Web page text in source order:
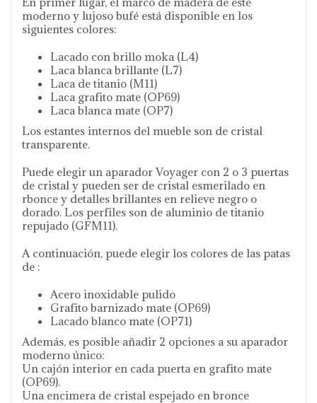
moderno y lujoso bufé está disponible en los
siguientes colores:
Lacado con brillo moka (L4)
Laca blanca brillante (L7)
Laca de titanio (M11)
Laca grafito mate (OP69)
Laca blanca mate (OP7)
Los estantes internos del mueble son de cristal
transparente.
Puede elegir un aparador Voyager con 2 o 3 puertas
de cristal y pueden ser de cristal esmerilado en
rbonce y detalles brillantes en relieve negro o
dorado. Los perfiles son de aluminio de titanio
repujado (GFM11).
A continuación, puede elegir los colores de las patas
de :
Acero inoxidable pulido
Grafito barnizado mate (OP69)
Lacado blanco mate (OP71)
Además, es posible añadir 2 opciones a su aparador
moderno único:
Un cajón interior en cada puerta en grafito mate
(OP69).
Una encimera de cristal espejado en bronce